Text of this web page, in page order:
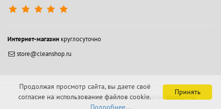
Интернет-магазин круглосуточно
store@cleanshop.ru
© 1994-2026 Контакт Интернейшнл АО.Все права защищены.
Принять
Продолжая просмотр сайта, вы даете своё
согласие на использование файлов cookie.
Подробнее...